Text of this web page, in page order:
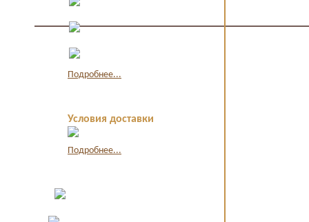
Подробнее...
Условия доставки
Подробнее...